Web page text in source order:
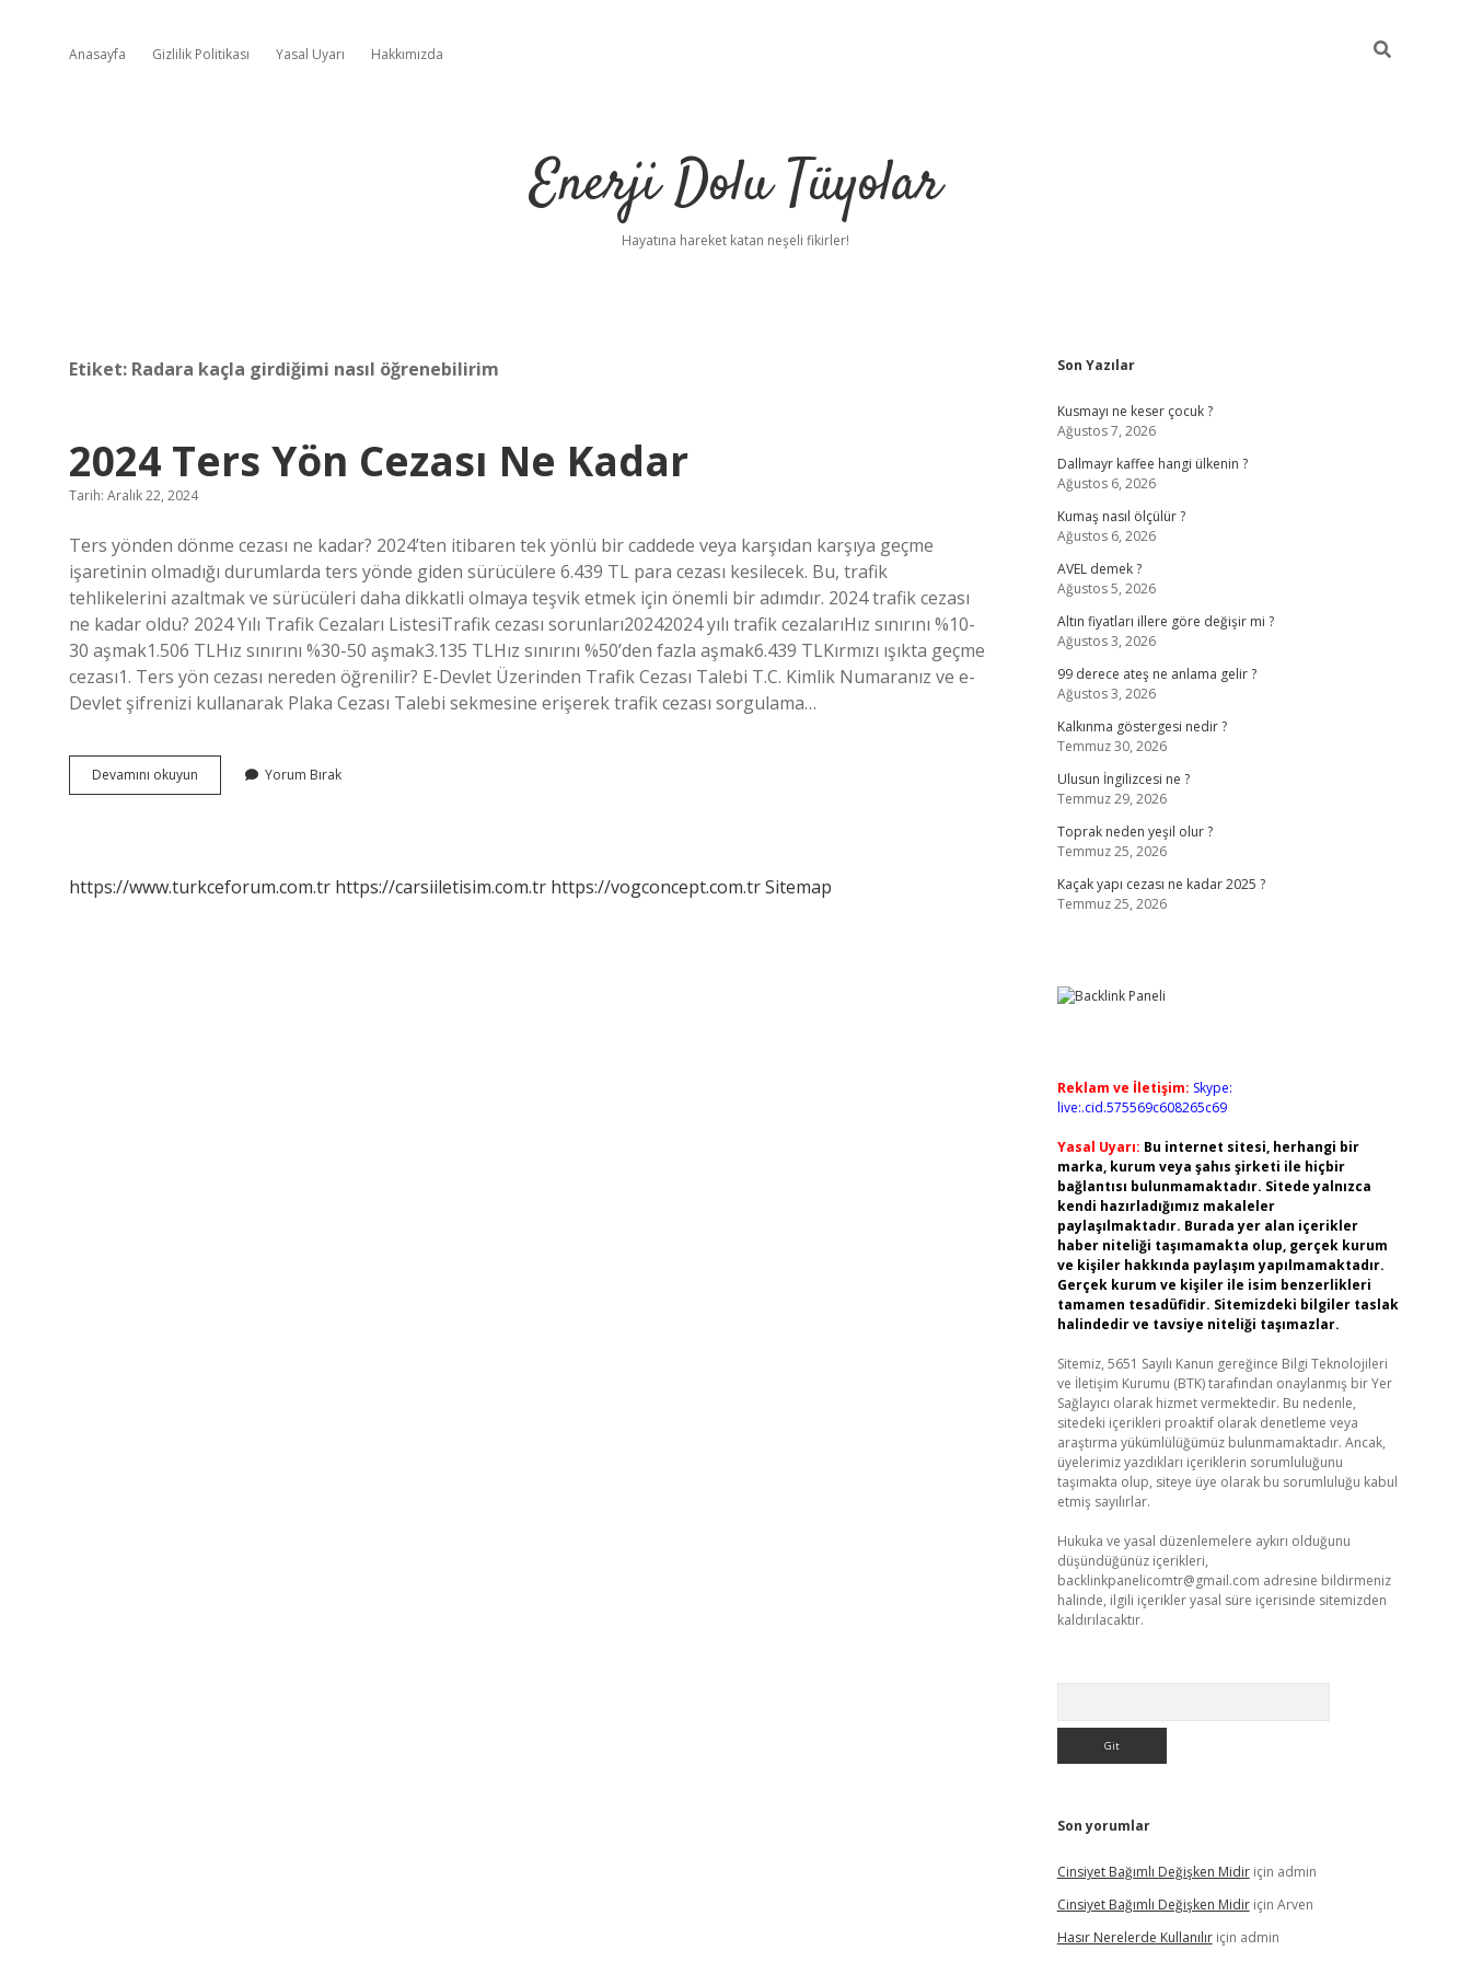
Anasayfa Gizlilik Politikası Yasal Uyarı Hakkımızda
Enerji Dolu Tüyolar
Hayatına hareket katan neşeli fikirler!
Etiket: Radara kaçla girdiğimi nasıl öğrenebilirim
2024 Ters Yön Cezası Ne Kadar
Tarih: Aralık 22, 2024
Ters yönden dönme cezası ne kadar? 2024’ten itibaren tek yönlü bir caddede veya karşıdan karşıya geçme
işaretinin olmadığı durumlarda ters yönde giden sürücülere 6.439 TL para cezası kesilecek. Bu, trafik
tehlikelerini azaltmak ve sürücüleri daha dikkatli olmaya teşvik etmek için önemli bir adımdır. 2024 trafik cezası
ne kadar oldu? 2024 Yılı Trafik Cezaları ListesiTrafik cezası sorunları20242024 yılı trafik cezalarıHız sınırını %10-
30 aşmak1.506 TLHız sınırını %30-50 aşmak3.135 TLHız sınırını %50’den fazla aşmak6.439 TLKırmızı ışıkta geçme
cezası1. Ters yön cezası nereden öğrenilir? E-Devlet Üzerinden Trafik Cezası Talebi T.C. Kimlik Numaranız ve e-
Devlet şifrenizi kullanarak Plaka Cezası Talebi sekmesine erişerek trafik cezası sorgulama…
Devamını okuyun
Ters
Yorum Bırak
https://www.turkceforum.com.tr https://carsiiletisim.com.tr https://vogconcept.com.trSitemap
Sidebar
Son Yazılar
Kusmayı ne keser çocuk ?
Ağustos 7, 2026
Dallmayr kaffee hangi ülkenin ?
Ağustos 6, 2026
Kumaş nasıl ölçülür ?
Ağustos 6, 2026
AVEL demek ?
Ağustos 5, 2026
Altın fiyatları illere göre değişir mi ?
Ağustos 3, 2026
99 derece ateş ne anlama gelir ?
Ağustos 3, 2026
Kalkınma göstergesi nedir ?
Temmuz 30, 2026
Ulusun İngilizcesi ne ?
Temmuz 29, 2026
Toprak neden yeşil olur ?
Temmuz 25, 2026
Kaçak yapı cezası ne kadar 2025 ?
Temmuz 25, 2026
Reklam ve İletişim: Skype:
live:.cid.575569c608265c69
Yasal Uyarı: Bu internet sitesi, herhangi bir
marka, kurum veya şahıs şirketi ile hiçbir
bağlantısı bulunmamaktadır. Sitede yalnızca
kendi hazırladığımız makaleler
paylaşılmaktadır. Burada yer alan içerikler
haber niteliği taşımamakta olup, gerçek kurum
ve kişiler hakkında paylaşım yapılmamaktadır.
Gerçek kurum ve kişiler ile isim benzerlikleri
tamamen tesadüfidir. Sitemizdeki bilgiler taslak
halindedir ve tavsiye niteliği taşımazlar.
Sitemiz, 5651 Sayılı Kanun gereğince Bilgi Teknolojileri
ve İletişim Kurumu (BTK) tarafından onaylanmış bir Yer
Sağlayıcı olarak hizmet vermektedir. Bu nedenle,
sitedeki içerikleri proaktif olarak denetleme veya
araştırma yükümlülüğümüz bulunmamaktadır. Ancak,
üyelerimiz yazdıkları içeriklerin sorumluluğunu
taşımakta olup, siteye üye olarak bu sorumluluğu kabul
etmiş sayılırlar.
Hukuka ve yasal düzenlemelere aykırı olduğunu
düşündüğünüz içerikleri,
backlinkpanelicomtr@gmail.com adresine bildirmeniz
halinde, ilgili içerikler yasal süre içerisinde sitemizden
kaldırılacaktır.
Son yorumlar
Cinsiyet Bağımlı Değişken Midiriçin admin
Cinsiyet Bağımlı Değişken Midiriçin Arven
Hasır Nerelerde Kullanılıriçin admin